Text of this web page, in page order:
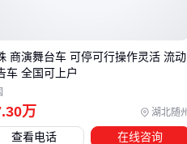
场景，续航时间和抗风能力应
应用中，起降场地适应性和快
点关注电池更换效率和整体系
.30万 湖北随
商演舞台车 可停可行操作灵活 流动
车 全国可上户
查看电话 在线咨询